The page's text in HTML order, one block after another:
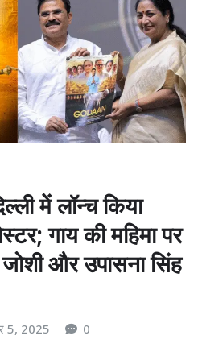
में लॉन्च किया
गाय की महिमा पर
और उपासना सिंह
5, 2025 0